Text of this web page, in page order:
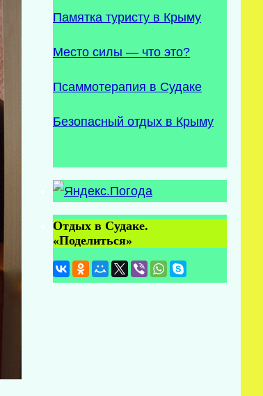
Памятка туристу в Крыму
Место силы — что это?
Псаммотерапия в Судаке
Безопасный отдых в Крыму
Отдых в Судаке.
«Поделиться»